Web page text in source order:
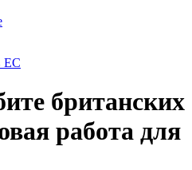
ЕС
британских
работа для